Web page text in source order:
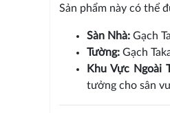
Sản phẩm này có thể
Sàn Nhà:Gạch
Tường:Gạch
Khu Vực Ngoài
tưởng cho sân